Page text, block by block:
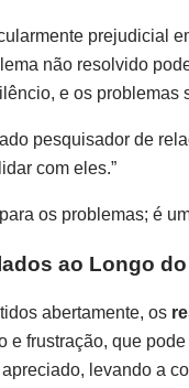
prejudicial
não resolvido
e os problemas
pesquisador de
com eles.”
os problemas; é
ao Longo
abertamente, os
e frustração, que
levando a